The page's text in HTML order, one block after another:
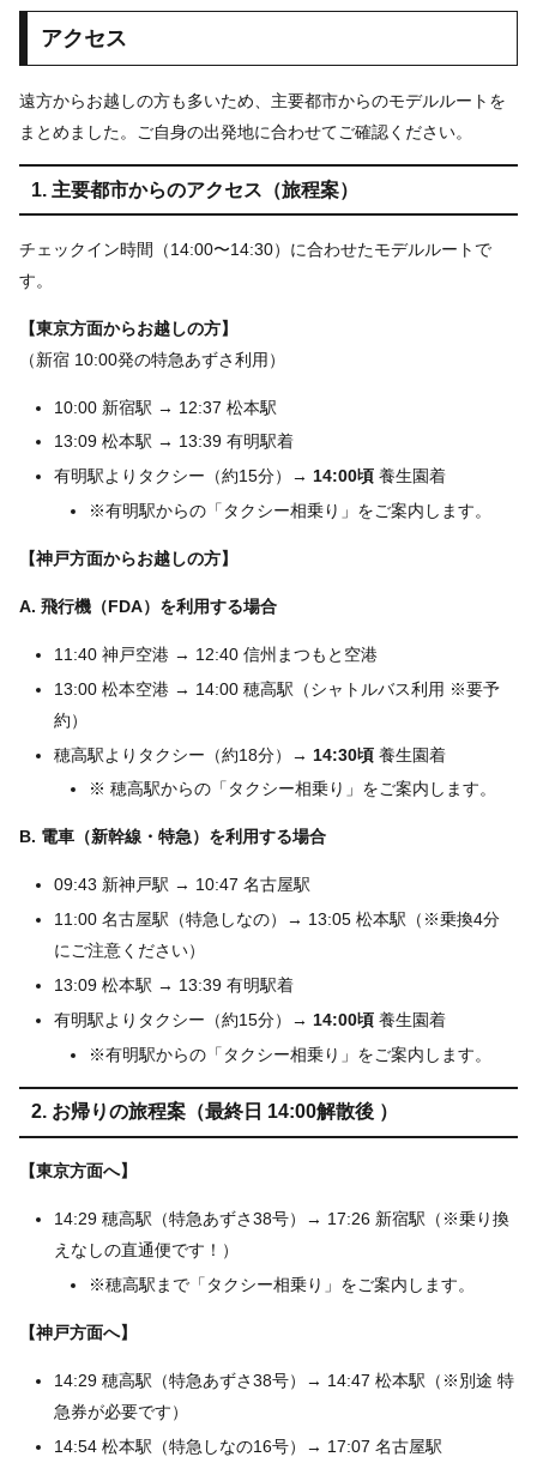
アクセス
遠方からお越しの方も多いため、主要都市からのモデルルートを
まとめました。ご自身の出発地に合わせてご確認ください。
1. 主要都市からのアクセス（旅程案）
チェックイン時間（14:00〜14:30）に合わせたモデルルートで
す。
【東京方面からお越しの方】
（新宿 10:00発の特急あずさ利用）
10:00 新宿駅 → 12:37 松本駅
13:09 松本駅 → 13:39 有明駅着
有明駅よりタクシー（約15分）→ 14:00頃養生園着
※有明駅からの「タクシー相乗り」をご案内します。
【神戸方面からお越しの方】
A. 飛行機（FDA）を利用する場合
11:40 神戸空港 → 12:40 信州まつもと空港
13:00 松本空港 → 14:00 穂高駅（シャトルバス利用 ※要予
約）
穂高駅よりタクシー（約18分）→ 14:30頃養生園着
※ 穂高駅からの「タクシー相乗り」をご案内します。
B. 電車（新幹線・特急）を利用する場合
09:43 新神戸駅 → 10:47 名古屋駅
11:00 名古屋駅（特急しなの）→ 13:05 松本駅（※乗換4分
にご注意ください）
13:09 松本駅 → 13:39 有明駅着
有明駅よりタクシー（約15分）→ 14:00頃養生園着
※有明駅からの「タクシー相乗り」をご案内します。
2. お帰りの旅程案（最終日 14:00解散後 ）
【東京方面へ】
14:29 穂高駅（特急あずさ38号）→ 17:26 新宿駅（※乗り換
えなしの直通便です！）
※穂高駅まで「タクシー相乗り」をご案内します。
【神戸方面へ】
14:29 穂高駅（特急あずさ38号）→ 14:47 松本駅（※別途 特
急券が必要です）
14:54 松本駅（特急しなの16号）→ 17:07 名古屋駅